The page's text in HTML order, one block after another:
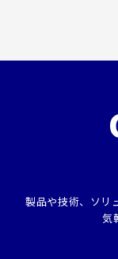
製品や技術、ソリ
気